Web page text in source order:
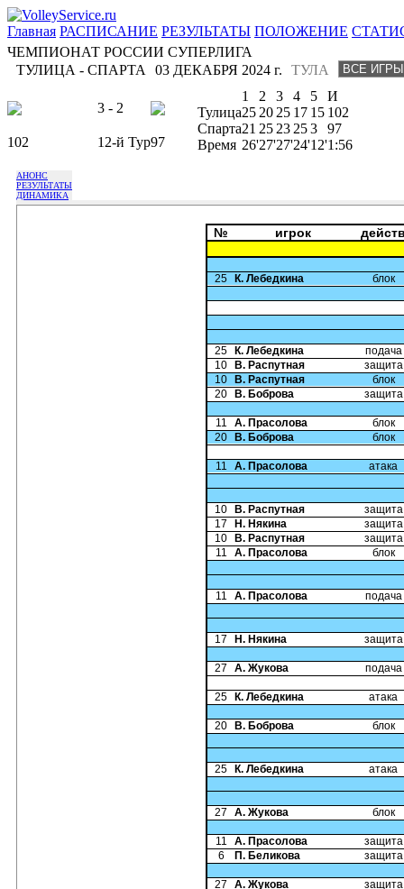
Главная РАСПИСАНИЕ РЕЗУЛЬТАТЫ ПОЛОЖЕНИЕ
ЧЕМПИОНАТ РОССИИ СУПЕРЛИГА
ТУЛИЦА - СПАРТА
ТУЛА
03 ДЕКАБРЯ 2024 г.
3 - 2
102 12-й Тур97
1 2 3 4 5
И
Тулица25 20 25 17 15 102
Спарта21 25 23 253
97
Время 26'27'27'24'12'1:56
АНОНС
РЕЗУЛЬТАТЫ
ДИНАМИКА
№ игрок
25 К. Лебедкина блок
25 К. Лебедкина
подача
10
В. Распутная
защита
10
В. Распутная
блок
20
В. Боброва защита
11 А. Прасолова
блок
20
В. Боброва блок
11 А. Прасолова атака
10 В. Распутная
защита
17
Н. Някина
защита
10
В. Распутная
защита
11
А. Прасолова блок
11 А. Прасолова подача
17 Н. Някина защита
27 А. Жукова подача
25 К. Лебедкина атака
20 В. Боброва блок
25 К. Лебедкина атака
27 А. Жукова блок
11 А. Прасолова
защита
6
П. Беликова защита
27 А. Жукова защита